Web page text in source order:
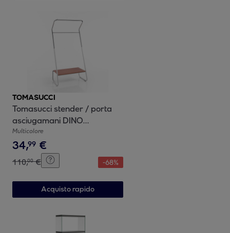
TOMASUCCI
Tomasucci stender / porta
asciugamani DINO
multicolore
Multicolore
34,99 €
110,00 € -68%
Acquisto rapido